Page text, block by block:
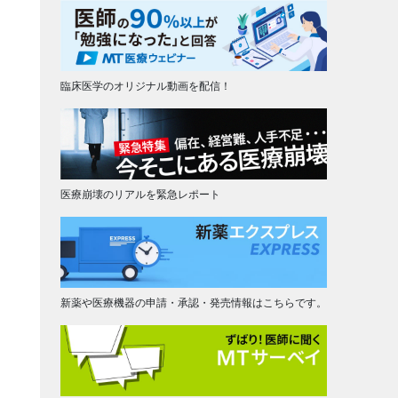
臨床医学のオリジナル動画を配信！
医療崩壊のリアルを緊急レポート
新薬や医療機器の申請・承認・発売情報はこちらです。